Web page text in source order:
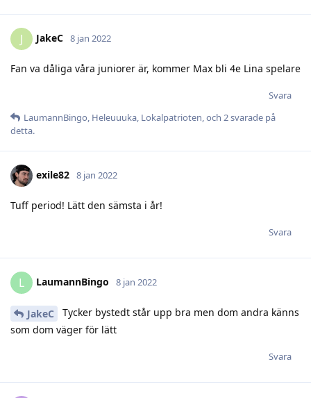
J JakeC 8 jan 2022
Fan va dåliga våra juniorer är, kommer Max bli 4e Lina spelare
Svara
LaumannBingo, Heleuuuka, Lokalpatrioten, och 2svarade på
detta.
exile82 8 jan 2022
Tuff period! Lätt den sämsta i år!
Svara
L LaumannBingo 8 jan 2022
JakeC
Tycker bystedt står upp bra men dom andra känns
som dom väger för lätt
Svara